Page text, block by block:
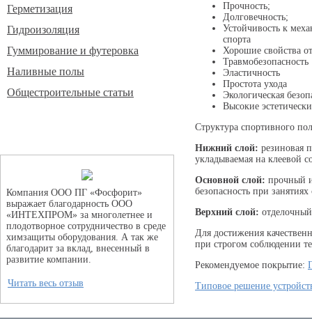
Герметизация
Гидроизоляция
Гуммирование и футеровка
Наливные полы
Общестроительные статьи
Компания ООО ПГ «Фосфорит»
выражает благодарность ООО
«ИНТЕХПРОМ» за многолетнее и
плодотворное сотрудничество в среде
химзащиты оборудования. А так же
благодарит за вклад, внесенный в
развитие компании.
Читать весь отзыв
Прочность;
Долговечность;
Устойчивость к
спорта
Хорошие свойства
Травмобезопасность
Эластичность
Простота ухода
Экологическая
Высокие
Структура спортивного
Нижний слой: резиновая
укладываемая на клеевой
Основной слой: прочный
безопасность при
Верхний слой:
Для достижения
при строгом соблюдении
Рекомендуемое покрытие:
Типовое решение